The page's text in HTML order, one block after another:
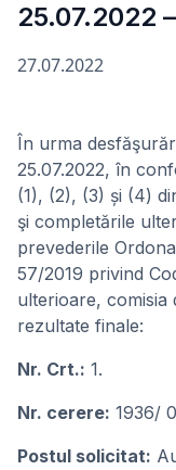
25.07.2022
27.07.2022
În urma
25.07.2022, în
(1), (2), (3) și (4)
şi completările
prevederile
57/2019 privind
ulterioare,
rezultate finale:
Nr. Crt.: 1.
Nr. cerere: 1936/
Postul solicitat: